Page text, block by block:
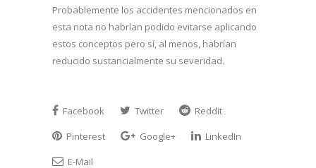
Probablemente los accidentes mencionados en
esta nota no habrían podido evitarse aplicando
estos conceptos pero sí, al menos, habrían
reducido sustancialmente su severidad.
Facebook Twitter
Reddit
Pinterest
Google+
LinkedIn
E-Mail